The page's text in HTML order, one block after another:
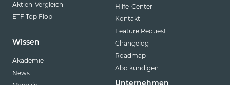
Aktien-Vergleich
ETF Top Flop
Wissen
Akademie
News
Hilfe-Center
Kontakt
Feature Request
Changelog
Roadmap
Abo kündigen
Unternehmen